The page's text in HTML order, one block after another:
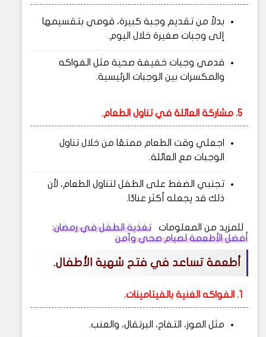
بدلاً من تقديم وجبة كبيرة، قومي بتقسيمها
إلى وجبات صغيرة خلال اليوم.
قدمي وجبات خفيفة صحية مثل الفواكه
والمكسرات بين الوجبات الرئيسية.
5. مشاركة العائلة في تناول الطعام.
اجعلي وقت الطعام ممتعًا من خلال تناول
الوجبات مع العائلة.
تجنبي الضغط على الطفل لتناول الطعام، لأن
ذلك قد يجعله أكثر عنادًا.
للمزيد من المعلومات تغذية الطفل في رمضان:
أفضل الأطعمة لصيام صحي وآمن
أطعمة تساعد في فتح شهية الأطفال.
1. الفواكه الغنية بالفيتامينات.
مثل الموز، التفاح، البرتقال، والعنب.